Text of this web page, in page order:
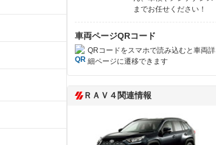
までお任せください！
車両ページQRコード
QRコードをスマホで読み込むと車両詳
細ページに遷移できます
ＲＡＶ４関連情報